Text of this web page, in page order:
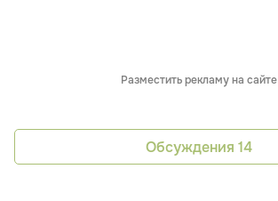
Разместить рекламу на сайте
Обсуждения 14